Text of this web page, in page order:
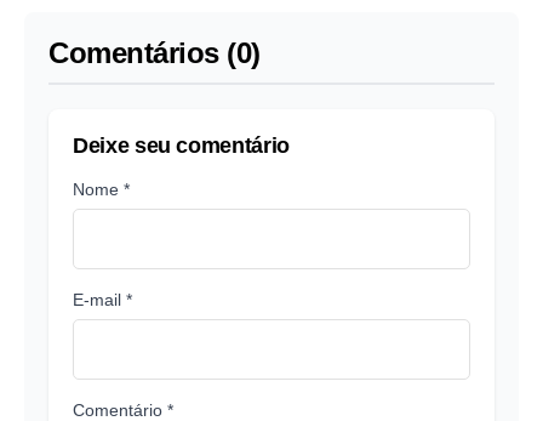
Comentários (0)
Deixe seu comentário
Nome *
E-mail *
Comentário *